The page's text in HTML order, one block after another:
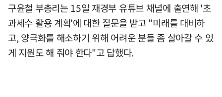
구윤철 부총리는 15일 재경부 유튜브 채널에 출연해 '초
과세수 활용 계획'에 대한 질문을 받고 "미래를 대비하
고, 양극화를 해소하기 위해 어려운 분들 좀 살아갈 수 있
게 지원도 해 줘야 한다"고 답했다.